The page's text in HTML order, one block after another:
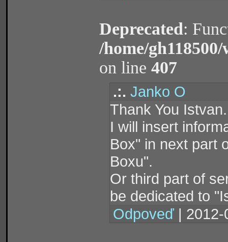
Deprecated:
/home/
on line 407
.:. Janko O
Thank You Istvan.
I will insert
Box" in next part
Boxu".
Or third part of
be dedicated to
Odpoveď |